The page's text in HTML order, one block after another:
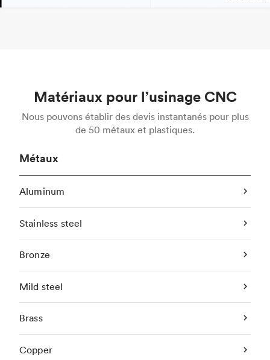
Matériaux pour l’usinage CNC
Nous pouvons établir des devis instantanés pour plus
de 50 métaux et plastiques.
Métaux
Aluminum
Stainless steel
Bronze
Mild steel
Brass
Copper